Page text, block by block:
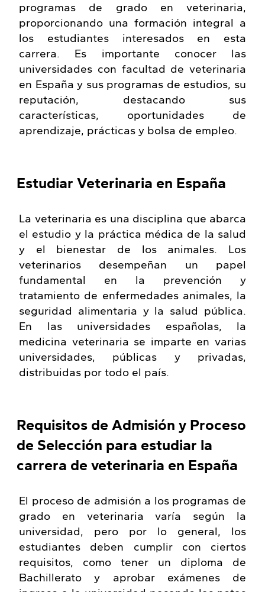
programas de grado en veterinaria,
proporcionando una formación integral a
los estudiantes interesados en esta
carrera. Es importante conocer las
universidades con facultad de veterinaria
en España y sus programas de estudios, su
reputación, destacando sus
características, oportunidades de
aprendizaje, prácticas y bolsa de empleo.
Estudiar Veterinaria en España
La veterinaria es una disciplina que abarca
el estudio y la práctica médica de la salud
y el bienestar de los animales. Los
veterinarios desempeñan un papel
fundamental en la prevención y
tratamiento de enfermedades animales, la
seguridad alimentaria y la salud pública.
En las universidades españolas, la
medicina veterinaria se imparte en varias
universidades, públicas y privadas,
distribuidas por todo el país.
Requisitos de Admisión y Proceso
de Selección para estudiar la
carrera de veterinaria en España
El proceso de admisión a los programas de
grado en veterinaria varía según la
universidad, pero por lo general, los
estudiantes deben cumplir con ciertos
requisitos, como tener un diploma de
Bachillerato y aprobar exámenes de